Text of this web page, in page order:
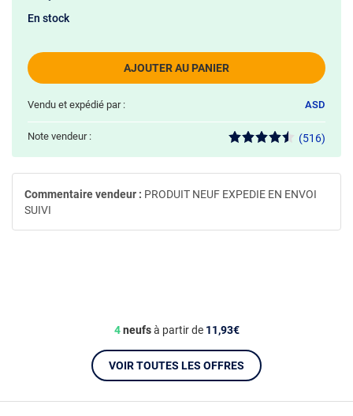
AJOUTER AU PANIER
En stock
Vendu et expédié par : ASD
Note vendeur : (516)
4neufsà partir de 11,93€
VOIR TOUTES LES OFFRES
Commentaire vendeur : PRODUIT NEUF EXPEDIE EN ENVOI
SUIVI